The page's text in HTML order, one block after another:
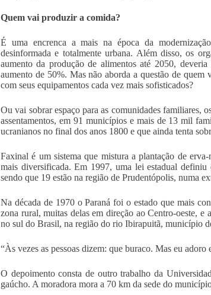
Quem vai produzir a comida?
É uma encrenca a mais na época da
desinformada e totalmente urbana. Além disso, os
aumento da produção de alimentos até 2050,
aumento de 50%. Mas não aborda a questão de
com seus equipamentos cada vez mais sofisticados?
Ou vai sobrar espaço para as comunidades familiares,
assentamentos, em 91 municípios e mais de 13 mil
ucranianos no final dos anos 1800 e que ainda tenta
Faxinal é um sistema que mistura a plantação de
mais diversificada. Em 1997, uma lei estadual
sendo que 19 estão na região de Prudentópolis, numa
Na década de 1970 o Paraná foi o estado que mais
zona rural, muitas delas em direção ao Centro-oeste,
no sul do Brasil, na região do rio Ibirapuitã, município
“Às vezes as pessoas dizem: que buraco. Mas eu adoro
O depoimento consta de outro trabalho da
gaúcho. A moradora mora a 70 km da sede do